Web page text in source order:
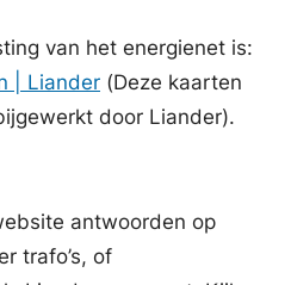
van het energienet is:
| Liander (Deze kaarten
door Liander).
antwoorden op
trafo’s, of